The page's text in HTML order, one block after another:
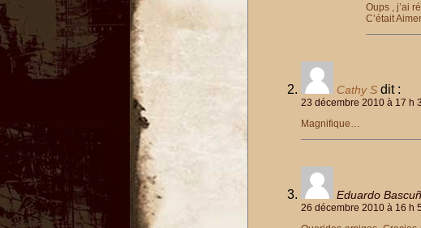
Oups , j’ai
C’était
Cathy S dit :
23 décembre 2010 à 17 h
Magnifique…
Eduardo
26 décembre 2010 à 16 h